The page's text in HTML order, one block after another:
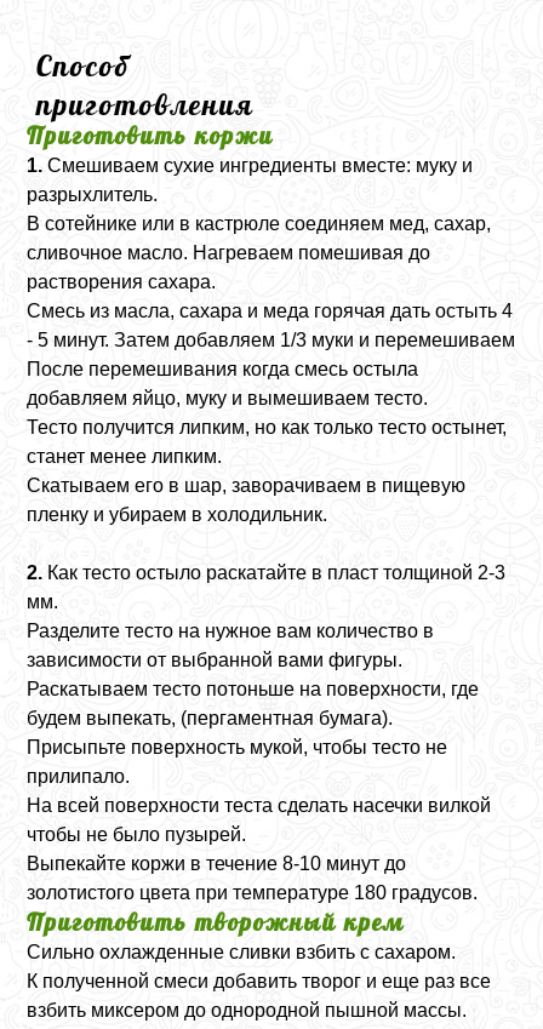
Способ
приготовления
Приготовить коржи
1. Смешиваем сухие ингредиенты вместе: муку и
разрыхлитель.
В сотейнике или в кастрюле соединяем мед, сахар,
сливочное масло. Нагреваем помешивая до
растворения сахара.
Смесь из масла, сахара и меда горячая дать остыть 4
- 5 минут. Затем добавляем 1/3 муки и перемешиваем
После перемешивания когда смесь остыла
добавляем яйцо, муку и вымешиваем тесто.
Тесто получится липким, но как только тесто остынет,
станет менее липким.
Скатываем его в шар, заворачиваем в пищевую
пленку и убираем в холодильник.
2. Как тесто остыло раскатайте в пласт толщиной 2-3
мм.
Разделите тесто на нужное вам количество в
зависимости от выбранной вами фигуры.
Раскатываем тесто потоньше на поверхности, где
будем выпекать, (пергаментная бумага).
Присыпьте поверхность мукой, чтобы тесто не
прилипало.
На всей поверхности теста сделать насечки вилкой
чтобы не было пузырей.
Выпекайте коржи в течение 8-10 минут до
золотистого цвета при температуре 180 градусов.
Приготовить творожный крем
Сильно охлажденные сливки взбить с сахаром.
К полученной смеси добавить творог и еще раз все
взбить миксером до однородной пышной массы.